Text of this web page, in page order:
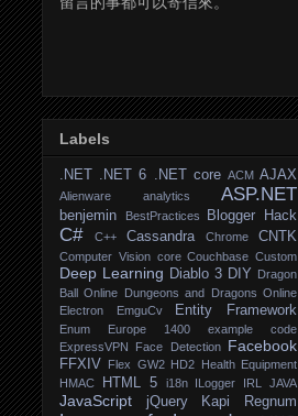
Labels
.NET .NET 6 .NET core ACM AJAX
Alienware analytics ASP.NET
benjemin BestPractices Blogger Hack
C# C++ Cassandra Chrome CNTK
Computer Vision core Couchbase Custom
Deep Learning Diablo 3 DIY Dragon
Ball Online Dungeons and Dragons Online
Electron
EmguCv Entity Framework
Enum Europe 1400
example code
ExpressVPN
Face Detection Facebook
FFXIV Flex GW2 HD2 Health Equipment
HMAC
HTML 5 i18n ILogger IRL JAVA
JavaScript jQuery Kapi Regnum